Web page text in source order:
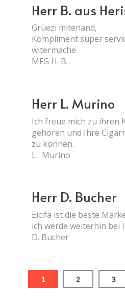
Herr B. aus
Grüezi mitenand,
Kompliment super
witermache
MFG H. B.
Herr L. Murino
Ich freue mich zu ihren
gehören und Ihre
zu können.
L. Murino
Herr D. Bucher
Eicifa ist die beste
ich werde weiterhin bei
D. Bucher
1 2 3